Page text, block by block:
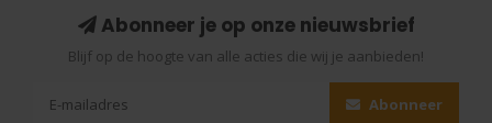
Abonneer je op onze nieuwsbrief
Blijf op de hoogte van alle acties die wij je aanbieden!
Abonneer